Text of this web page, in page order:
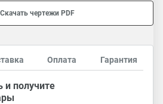
Скачать чертежи PDF
Оплата Гарантия
и получите